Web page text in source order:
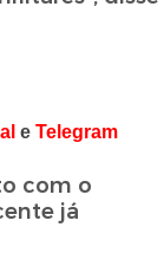
eTelegram
com o
já